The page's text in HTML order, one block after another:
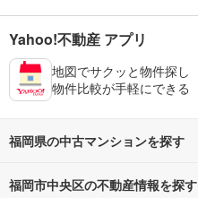
Yahoo!不動産 アプリ
地図でサクッと物件探し
物件比較が手軽にできる
福岡県の中古マンションを探す
路線・駅から探す
福岡市中央区の不動産情報を探す